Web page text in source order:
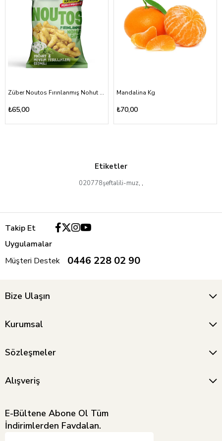
Züber Noutos Fırınlanmış Nohut Cipsi Yoğurt Mevsim Yeşillikleri 55gr
₺65,00
Mandalina Kg
₺70,00
Etiketler
020778şeftalili-muz, ,
Takip Et
Uygulamalar
Müşteri Destek
0446 228 02 90
Bize Ulaşın
Kurumsal
Sözleşmeler
Alışveriş
E-Bültene Abone Ol Tüm
İndirimlerden Favdalan.